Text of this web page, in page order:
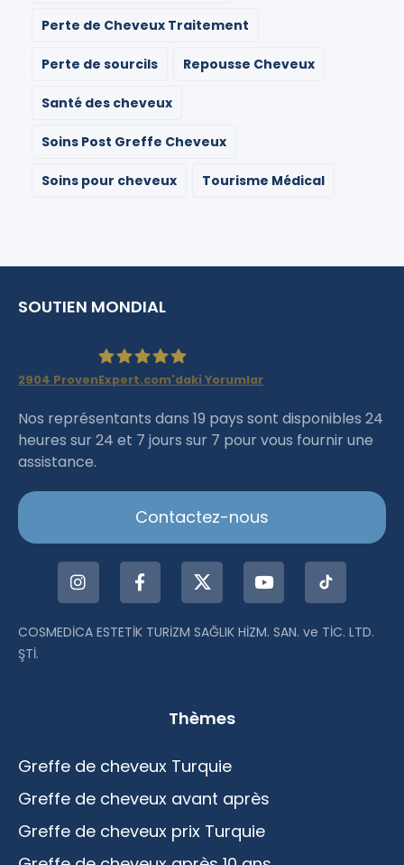
Perte de Cheveux Traitement
Perte de sourcils Repousse Cheveux
Santé des cheveux
Soins Post Greffe Cheveux
Soins pour cheveux Tourisme Médical
SOUTIEN MONDIAL
Haartransplantation Istanbul
|Dr.Acar aus Istanbul
2904 ProvenExpert.com'daki Yorumlar
Nos représentants dans 19 pays sont disponibles 24
heures sur 24 et 7 jours sur 7 pour vous fournir une
assistance.
Contactez-nous
COSMEDİCA ESTETİK TURİZM SAĞLIK HİZM. SAN. ve TİC. LTD.
ŞTİ.
Thèmes
Greffe de cheveux Turquie
Greffe de cheveux avant après
Greffe de cheveux prix Turquie